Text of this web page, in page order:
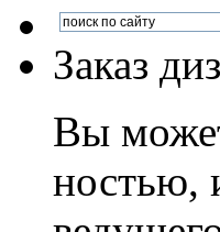
Заказ
Вы
ностью,